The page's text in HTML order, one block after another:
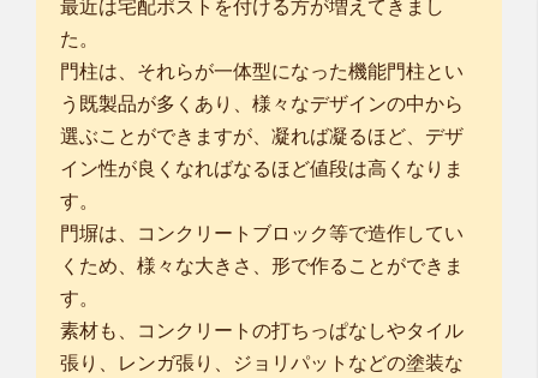
最近は宅配ポストを付ける方が増えてきまし
た。
門柱は、それらが一体型になった機能門柱とい
う既製品が多くあり、様々なデザインの中から
選ぶことができますが、凝れば凝るほど、デザ
イン性が良くなればなるほど値段は高くなりま
す。
門塀は、コンクリートブロック等で造作してい
くため、様々な大きさ、形で作ることができま
す。
素材も、コンクリートの打ちっぱなしやタイル
張り、レンガ張り、ジョリパットなどの塗装な